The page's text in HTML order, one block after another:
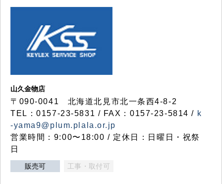
山久金物店
〒090-0041 北海道北見市北一条西4-8-2
TEL：0157-23-5831 / FAX：0157-23-5814 / k
-yama9@plum.plala.or.jp
営業時間：9:00〜18:00 / 定休日：日曜日・祝祭
日
販売可 工事・取付可